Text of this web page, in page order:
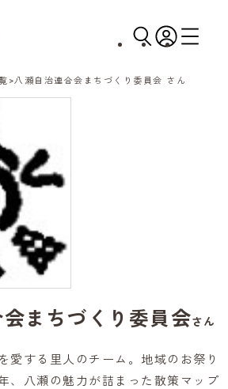
八瀬自治連合会まちづくり委員会 さん
まちづくり委員会さん
愛する里人のチーム。地域のお祭り
、八瀬の魅力が詰まった散策マップ